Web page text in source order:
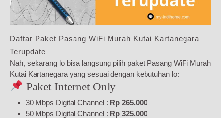
Daftar Paket Pasang WiFi Murah Kutai Kartanegara
Terupdate
Nah, sekarang lo bisa langsung pilih paket Pasang WiFi Murah
Kutai Kartanegara yang sesuai dengan kebutuhan lo:
Paket Internet Only
30 Mbps Digital Channel : Rp 265.000
50 Mbps Digital Channel : Rp 325.000